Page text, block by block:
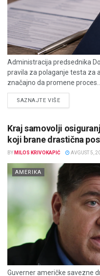
Administracija predsednika
pravila za polaganje testa za
značajno da promene
SAZNAJTE VIŠEDETAILS
Kraj samovolji
koji brane drastična
BY MILOS KRIVOKAPIĆ AVGUST 5,
AMERIKA
Guverner američke savezne